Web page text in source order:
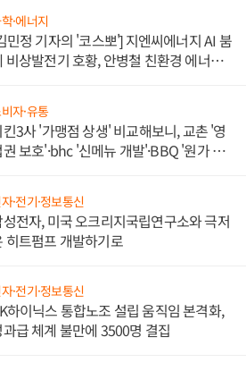
·에너지
민정 기자의 '코스뽀'] 지엔씨에너지 AI 붐
비상발전기 호황, 안병철 친환경 에너지
자·유통
3사 '가맹점 상생' 비교해보니, 교촌 '영
보호'·bhc '신메뉴 개발'·BBQ '원가 부
·전기·정보통신
전자, 미국 오크리지국립연구소와 극저
히트펌프 개발하기로
·전기·정보통신
하이닉스 통합노조 설립 움직임 본격화,
급 체계 불만에 3500명 결집